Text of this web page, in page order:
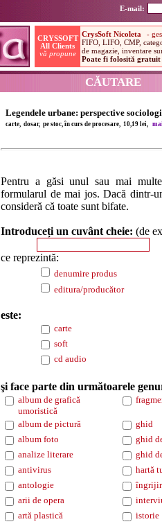
E-mail:
CĂUTARE
Legendele urbane: perspective
carte, dosar, pe stoc, în curs de procesare, 10,19 lei,
Pentru a găsi unul sau mai
formularul de mai jos. Dacă dintr-
consideră că toate sunt bifate.
Introduceți un cuvânt cheie: (de
ce reprezintă:
denumire produs
editura/producător
este:
carte
soft
cd audio
şi face parte din următoarele
album de grafică
umoristică
album de pictură
ghid
album foto
ghid
analize literare
ghid
antivirus
hartă
antologie
arii de opera
artă plastică
istorie